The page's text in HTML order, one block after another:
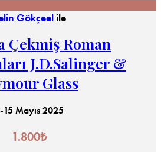
Gökçeelile
Çekmiş Roman
J.D.Salinger &
Glass
15 Mayıs 2025
1.800₺